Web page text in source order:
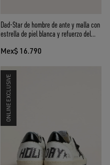
Dad-Star de hombre de ante y malla con
estrella de piel blanca y refuerzo del
Mex$ 16.790
ONLINE EXCLUSIVE